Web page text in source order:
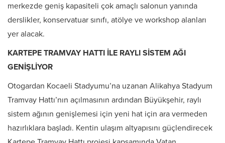
merkezde geniş kapasiteli çok amaçlı salonun yanında
derslikler, konservatuar sınıfı, atölye ve workshop alanları
yer alacak.
KARTEPE TRAMVAY HATTI İLE RAYLI SİSTEM AĞI
GENİŞLİYOR
Otogardan Kocaeli Stadyumu’na uzanan Alikahya Stadyum
Tramvay Hattı’nın açılmasının ardından Büyükşehir, raylı
sistem ağının genişlemesi için yeni hat için ara vermeden
hazırlıklara başladı. Kentin ulaşım altyapısını güçlendirecek